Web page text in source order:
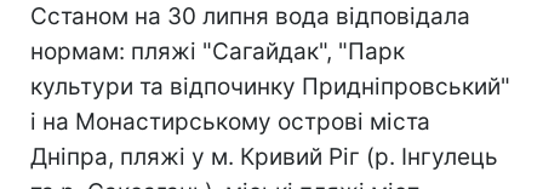
Сстаном на 30 липня вода відповідала
нормам: пляжі "Сагайдак", "Парк
культури та відпочинку Придніпровський"
і на Монастирському острові міста
Дніпра, пляжі у м. Кривий Ріг (р. Інгулець